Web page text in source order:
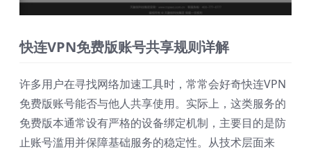
快连VPN免费版账号共享规则详解
许多用户在寻找网络加速工具时，常常会好奇快连VPN
免费版账号能否与他人共享使用。实际上，这类服务的
免费版本通常设有严格的设备绑定机制，主要目的是防
止账号滥用并保障基础服务的稳定性。从技术层面来